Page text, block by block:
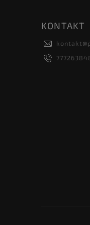
KONTAKT
kontakt@